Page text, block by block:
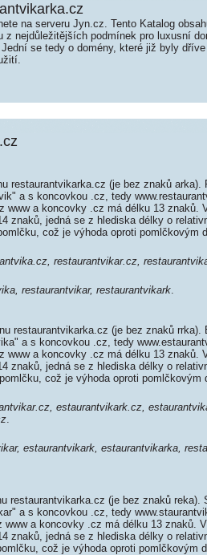
na serveru Jyn.cz. Tento Katalog
nejdůležitějších podmínek pro luxusní
se tedy o domény, které již byly
restaurantvikarka.cz (je bez znaků
a s koncovkou .cz, tedy
www a koncovky .cz má délku 13 znaků.
znaků, jedná se z hlediska délky o
což je výhoda oproti pomlčkovým
restaurantvikar.cz,
restaurantvikar, restaurantvikark.
restaurantvikarka.cz (je bez znaků
a s koncovkou .cz, tedy
www a koncovky .cz má délku 13 znaků.
znaků, jedná se z hlediska délky o
což je výhoda oproti pomlčkovým
estaurantvikark.cz,
.
estaurantvikark, estaurantvikarka,
restaurantvikarka.cz (je bez znaků reka).
a s koncovkou .cz, tedy
a koncovky .cz má délku 13 znaků.
znaků, jedná se z hlediska délky o
což je výhoda oproti pomlčkovým